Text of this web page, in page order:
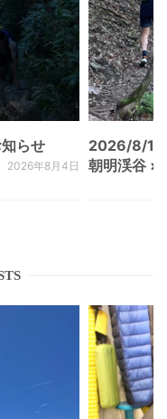
らせ
2026年8月4日
2026/8/
朝明渓谷 ×